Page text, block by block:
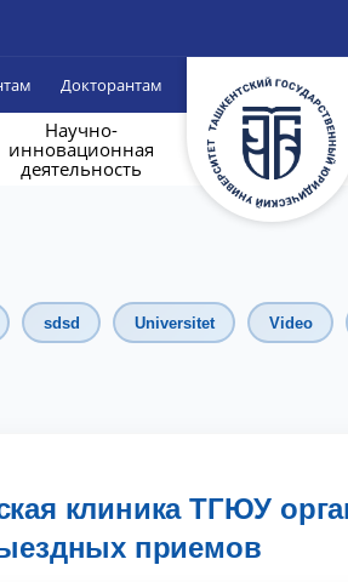
Докторантам
Научно-
инновационная
деятельность
sdsd Universitet Video
клиника ТГЮУ
приемов